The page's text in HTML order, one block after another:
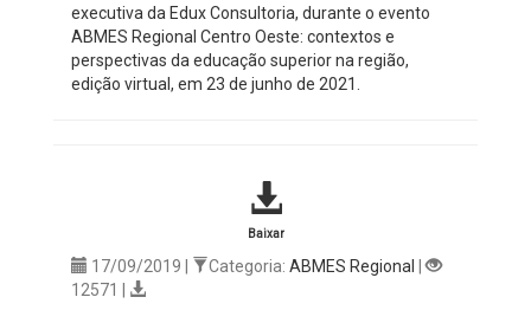
executiva da Edux Consultoria, durante o evento
ABMES Regional Centro Oeste: contextos e
perspectivas da educação superior na região,
edição virtual, em 23 de junho de 2021.
Baixar
17/09/2019 | Categoria: ABMES Regional
|
12571 |